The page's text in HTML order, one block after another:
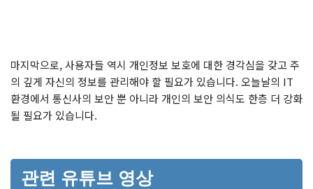
마지막으로, 사용자들 역시 개인정보 보호에 대한 경각심을 갖고 주
의 깊게 자신의 정보를 관리해야 할 필요가 있습니다. 오늘날의 IT
환경에서 통신사의 보안 뿐 아니라 개인의 보안 의식도 한층 더 강화
될 필요가 있습니다.
관련 유튜브 영상